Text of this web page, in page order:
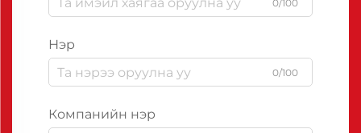
0/100
Нэр
0/100
Компанийн нэр